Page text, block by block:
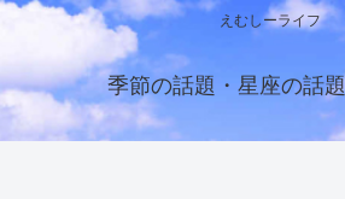
えむしーライフ
季節の話題・星座の話